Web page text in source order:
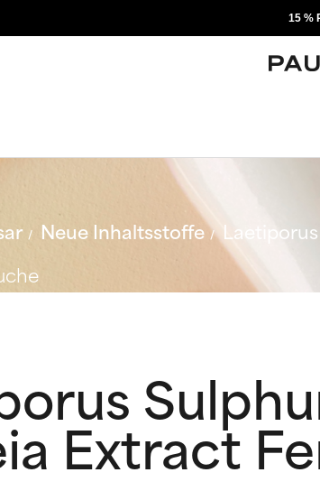
15 %
Neue Inhaltsstoffe
Extract